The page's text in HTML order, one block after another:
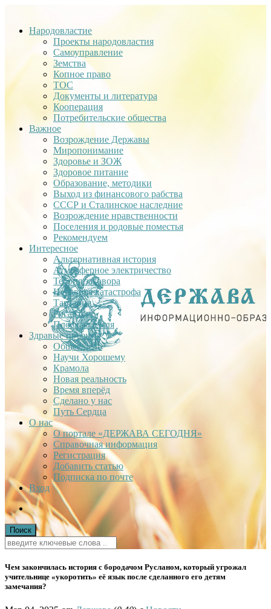
Народовластие
Проекты народовластия
Самоуправление
Земства
Копное право
ТОС
Документы и литература
Кооперация
Потребительские общества
Важное
Возрождение Державы
Миропонимание
Здоровье и ЗОЖ
Здоровое питание
Образование, методики
Выход из финансового рабства
СССР и Сталинское наследние
Возрождение нравственности
Поселения и родовые поместья
Рекомендуем
Интересное
Альтернативная история
Атмосферное электричество
Теория заговора
Недавняя катастрофа
Тартария
Гиганты
Плоская Земля
Здравые проекты
Общее дело
Научи Хорошему
Крамола
Новая реальность
Время вперёд
Сделано у нас
Путь Сердца
О нас
О портале «ДЕРЖАВА СЕГОДНЯ»
Справочная информация
Регистрация
Добавить статью
Подписка по почте
Вход
Чем закончилась история с бородачом Русланом, который угрожал
учительнице «укоротить» её язык после сделанного его детям
замечания?